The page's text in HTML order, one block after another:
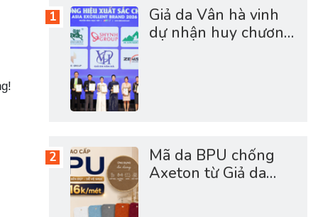
Giả da Vân hà vinh
dự nhận huy chương
Mã da BPU chống
Axeton từ Giả da